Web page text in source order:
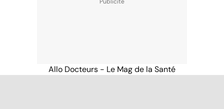
Allo Docteurs - Le Mag de la Santé